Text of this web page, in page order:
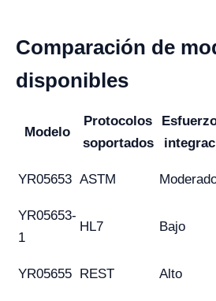
Comparación de
disponibles
Modelo
Protocolos
soportados
YR05653 ASTM
YR05653-
1
HL7 Bajo
YR05655 REST Alto